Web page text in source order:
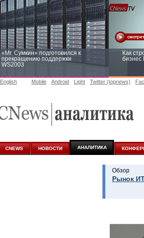
«Mr. Сумкин» подготовился к
прекращению поддержки
WS2003
Как
бизнес
аналитике
English Mobile Android Light Twitter (topnews)
CNEWS НОВОСТИ АНАЛИТИКА
Обзор
Рынок